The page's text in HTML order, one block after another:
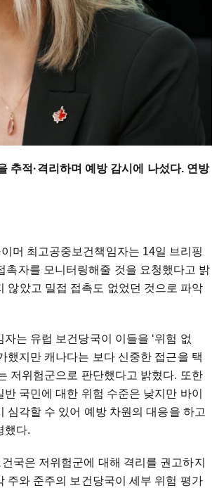
추적·격리하며 예방 감시에 나섰다. 연방
머 최고공중보건책임자는 14일 브리핑
촉자를 모니터링해줄 것을 요청했다고 밝
않았고 밀접 접촉도 없었던 것으로 파악
자는 유럽 보건당국이 이들을 ‘위험 없
했지만 캐나다는 보다 신중한 접근을 택
저위험군으로 판단했다고 밝혔다. 또한
반 국민에 대한 위험 수준은 낮지만 바이
심각할 수 있어 예방 차원의 대응을 하고
했다.
국은 저위험군에 대해 격리를 권고하지
주와 준주의 보건당국이 세부 위험 평가